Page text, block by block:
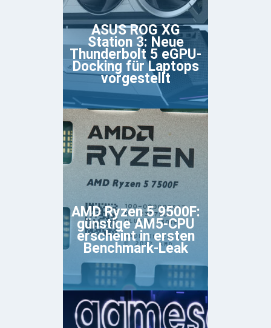
ASUS ROG XG
Station 3: Neue
Thunderbolt 5 eGPU-
Docking für Laptops
vorgestellt
AMD Ryzen 5 9500F:
günstige AM5-CPU
erscheint in ersten
Benchmark-Leak